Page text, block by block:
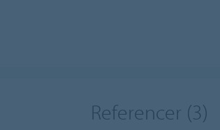
Referencer (3)